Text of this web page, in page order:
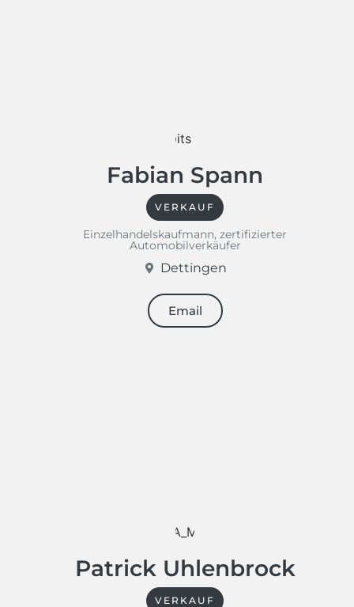
Fabian Spann
VERKAUF
Einzelhandelskaufmann, zertifizierter
Automobilverkäufer
Dettingen
Email
Patrick Uhlenbrock
VERKAUF